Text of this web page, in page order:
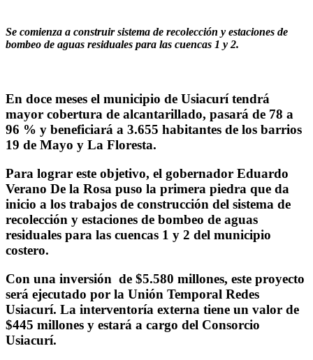
Se comienza a construir sistema de recolección y estaciones de
bombeo de aguas residuales para las cuencas 1 y 2.
En doce meses el municipio de Usiacurí tendrá
mayor cobertura de alcantarillado, pasará de 78 a
96 % y beneficiará a 3.655 habitantes de los barrios
19 de Mayo y La Floresta.
Para lograr este objetivo, el gobernador Eduardo
Verano De la Rosa puso la primera piedra que da
inicio a los trabajos de construcción del sistema de
recolección y estaciones de bombeo de aguas
residuales para las cuencas 1 y 2 del municipio
costero.
Con una inversión de $5.580 millones, este proyecto
será ejecutado por la Unión Temporal Redes
Usiacurí. La interventoría externa tiene un valor de
$445 millones y estará a cargo del Consorcio
Usiacurí.